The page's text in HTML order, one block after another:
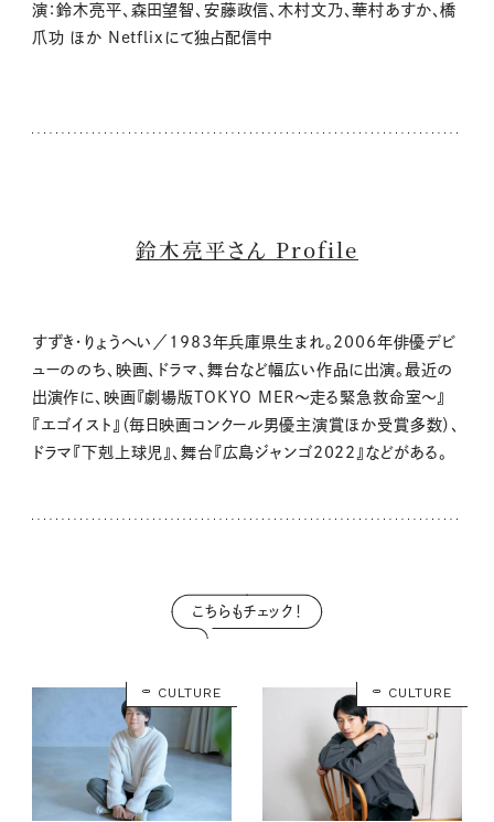
演：鈴木亮平、森田望智、安藤政信、木村文乃、華村あすか、橋
爪功 ほか Netflixにて独占配信中
鈴木亮平さん Profile
すずき・りょうへい／1983年兵庫県生まれ。2006年俳優デビ
ューののち、映画、ドラマ、舞台など幅広い作品に出演。最近の
出演作に、映画『劇場版TOKYO MER〜走る緊急救命室〜』
『エゴイスト』（毎日映画コンクール男優主演賞ほか受賞多数）、
ドラマ『下剋上球児』、舞台『広島ジャンゴ2022』などがある。
こちらもチェック！
CULTURE CULTURE